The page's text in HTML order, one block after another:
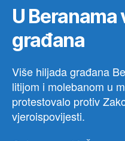
U Beranama
građana
Više hiljada građana
litijom i molebanom u
protestovalo protiv
vjeroispovijesti.